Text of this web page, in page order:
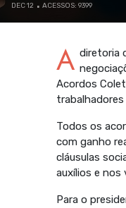
DEC 12 ACESSOS: 9399
A diretoria
Acordos
trabalhadores
Todos os
com ganho
cláusulas
auxílios e nos
Para o